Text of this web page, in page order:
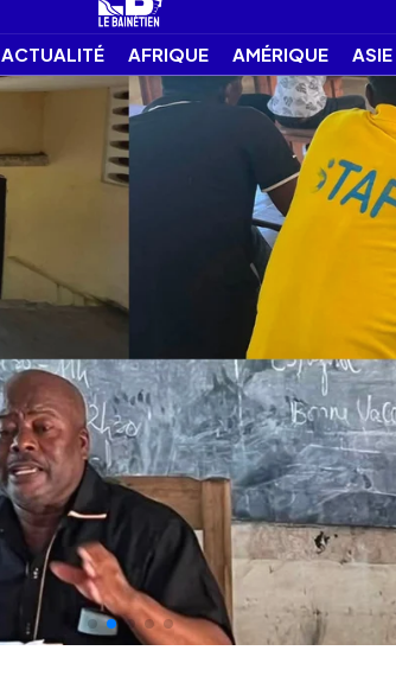
ACTUALITÉ AFRIQUE AMÉRIQUE ASIE